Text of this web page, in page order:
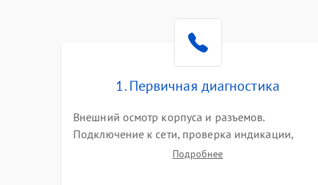
1. Первичная диагностика
Внешний осмотр корпуса и разъемов.
Подключение к сети, проверка индикации,
звуковых сигналов и кодов ошибок. Измерение
Подробнее